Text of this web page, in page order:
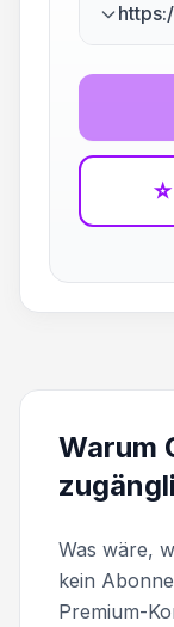
☆
Warum
Was wäre,
kein
Premium-